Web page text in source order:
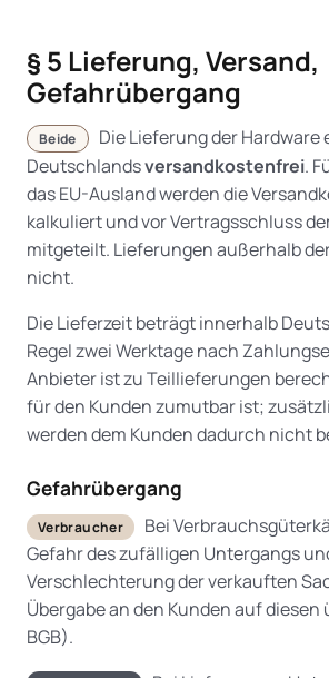
§ 5 Lieferung, Versand,
Gefahrübergang
Beide
Die Lieferung der
Deutschlandsversandkostenfrei.
das EU-Ausland werden die
kalkuliert und vor Vertragsschluss
mitgeteilt. Lieferungen außerhalb
nicht.
Die Lieferzeit beträgt innerhalb
Regel zwei Werktage nach
Anbieter ist zu Teillieferungen
für den Kunden zumutbar ist;
werden dem Kunden dadurch nicht
Gefahrübergang
Verbraucher
Bei
Gefahr des zufälligen Untergangs
Verschlechterung der verkauften
Übergabe an den Kunden auf diesen
BGB).